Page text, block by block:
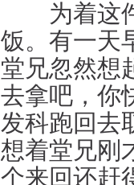
为着这件
饭。有一天
堂兄忽然想
去拿吧，你
发科跑回去
想着堂兄刚
个来回还赶